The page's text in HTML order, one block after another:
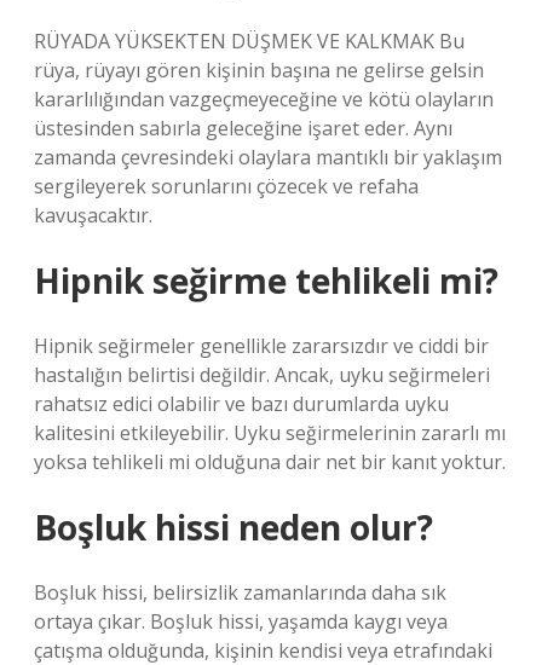
RÜYADA YÜKSEKTEN DÜŞMEK VE KALKMAK Bu
rüya, rüyayı gören kişinin başına ne gelirse gelsin
kararlılığından vazgeçmeyeceğine ve kötü olayların
üstesinden sabırla geleceğine işaret eder. Aynı
zamanda çevresindeki olaylara mantıklı bir yaklaşım
sergileyerek sorunlarını çözecek ve refaha
kavuşacaktır.
Hipnik seğirme tehlikeli mi?
Hipnik seğirmeler genellikle zararsızdır ve ciddi bir
hastalığın belirtisi değildir. Ancak, uyku seğirmeleri
rahatsız edici olabilir ve bazı durumlarda uyku
kalitesini etkileyebilir. Uyku seğirmelerinin zararlı mı
yoksa tehlikeli mi olduğuna dair net bir kanıt yoktur.
Boşluk hissi neden olur?
Boşluk hissi, belirsizlik zamanlarında daha sık
ortaya çıkar. Boşluk hissi, yaşamda kaygı veya
çatışma olduğunda, kişinin kendisi veya etrafındaki